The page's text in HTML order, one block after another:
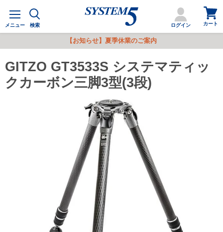
メ
ュ
メニュー 検索 ログイン
カ
ー
ト
を
る
カート
【お知らせ】夏季休業のご案内
GITZO GT3533S システマティッ
クカーボン三脚3型(3段)